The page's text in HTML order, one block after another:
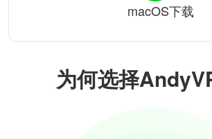
为何选择
macOS下载